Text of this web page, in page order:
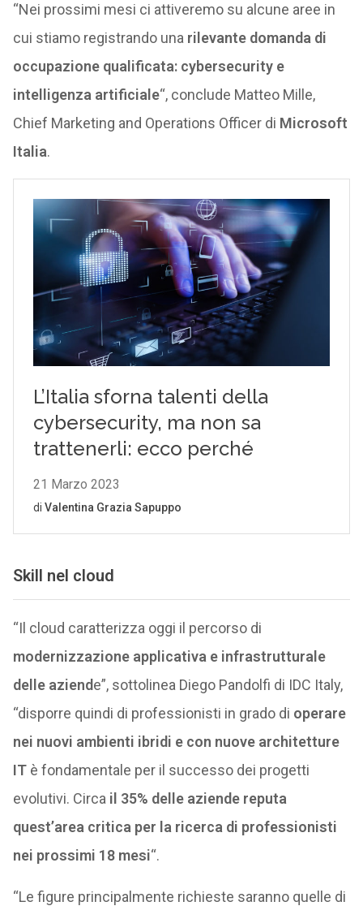
“Nei prossimi mesi ci attiveremo su alcune aree in
cui stiamo registrando una rilevante domanda di
occupazione qualificata: cybersecurity e
intelligenza artificiale“, conclude Matteo Mille,
Chief Marketing and Operations Officer di Microsoft
Italia.
Skill nel cloud
“Il cloud caratterizza oggi il percorso di
modernizzazione applicativa e infrastrutturale
delle aziende”, sottolinea Diego Pandolfi di IDC Italy,
“disporre quindi di professionisti in grado di operare
nei nuovi ambienti ibridi e con nuove architetture
ITè fondamentale per il successo dei progetti
evolutivi. Circa il 35% delle aziende reputa
quest’area critica per la ricerca di professionisti
nei prossimi 18 mesi“.
“Le figure principalmente richieste saranno quelle di